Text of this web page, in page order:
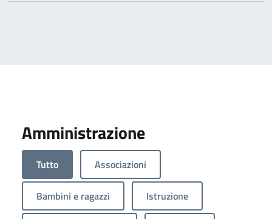
Amministrazione
Tutto Associazioni
Bambini e ragazzi Istruzione